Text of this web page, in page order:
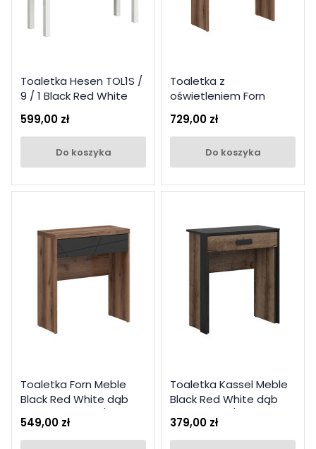
Toaletka Hesen TOL1S /
9 / 1 Black Red White
599,00 zł
do koszyka
Toaletka z
oświetleniem Forn
dąb delano ciemny /
czarny mat
729,00 zł
do koszyka
Toaletka Forn Meble
Black Red White dąb
mat
549,00 zł
Toaletka Kassel Meble
Black Red White dąb
czarny
379,00 zł